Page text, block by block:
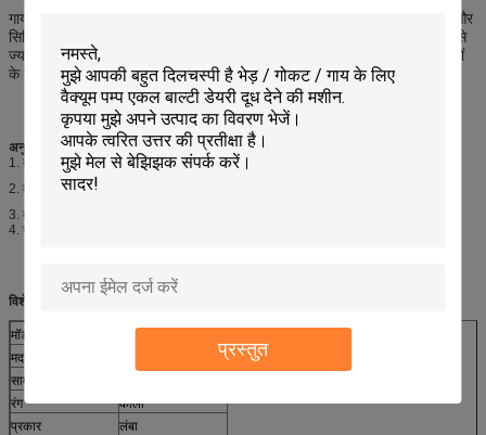
प्रस्तुत
गायों, भेड़, बकरी या भैंस के दुग्ध के लिए दूध देने वाली इन्फ़क्लेशंस या लाइनर,
और
सिलिकॉन से
पर सबसे
ज्यादा प्रभाव है, जो किसी
लेकिन 2500 दुग्धकों
के बाद उन्हें बदलने के लिए मत भूलना (अनुरोध पर 5000 दुग्ध भी उपलब्ध हैं)।
अनुप्रयोगों:
1. दुग्ध करने वाले पार्लर में प्रयुक्त;
2. दुग्ध मशीन में प्रयुक्त;
3. दूध शेल के साथ मिलान करने के लिए प्रयुक्त;
4. गायों, बकरी या भेड़ के लिए प्रयुक्त;
विशेष विवरण:
मॉडल नं।
016U
मद
सामग्री
रंग
काली
प्रकार
लंबा